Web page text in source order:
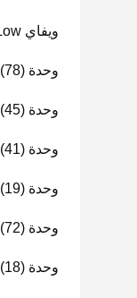
ويفاي HaLow الوحدة
وحدة WiFi BT (78)
وحدة USB WiFi (45)
وحدة SDIO WiFi (41)
وحدة PCIe WiFi (19)
وحدة Realtek WiFi (72)
وحدة Qualcomm WiFi (18)